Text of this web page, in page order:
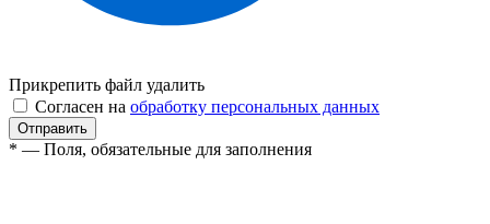
Прикрепить файл удалить
Согласен на обработку персональных данных
* — Поля, обязательные для заполнения